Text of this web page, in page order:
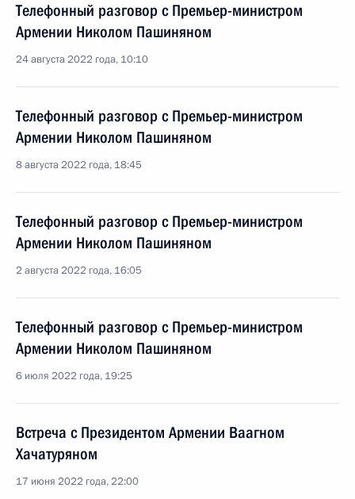
Телефонный разговор с Премьер-министром
Армении Николом Пашиняном
24 августа 2022 года, 10:10
Телефонный разговор с Премьер-министром
Армении Николом Пашиняном
8 августа 2022 года, 18:45
Телефонный разговор с Премьер-министром
Армении Николом Пашиняном
2 августа 2022 года, 16:05
Телефонный разговор с Премьер-министром
Армении Николом Пашиняном
6 июля 2022 года, 19:25
Встреча с Президентом Армении Ваагном
Хачатуряном
17 июня 2022 года, 22:00